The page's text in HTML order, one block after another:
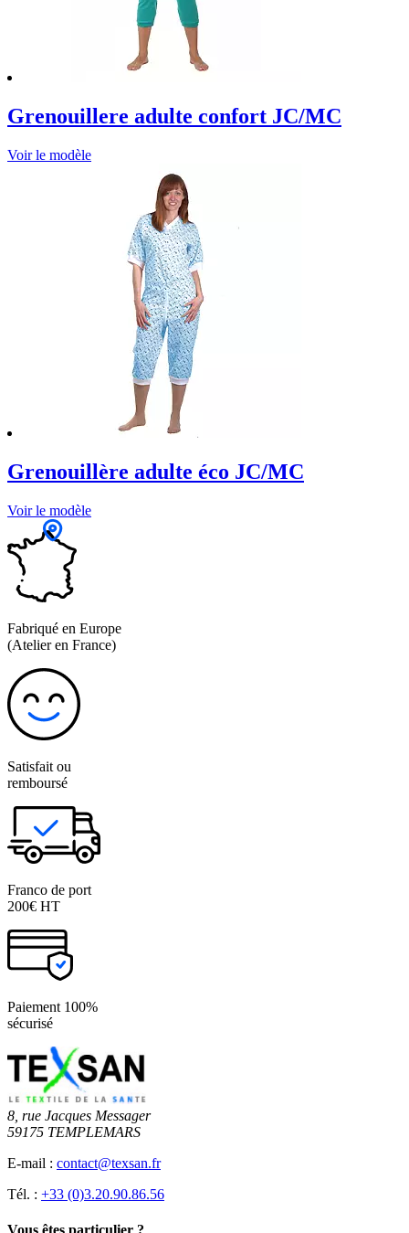
Grenouillere adulte confort JC/MC
Voir le modèle
Grenouillère adulte éco JC/MC
Voir le modèle
Fabriqué en Europe
(Atelier en France)
Satisfait ou
remboursé
Franco de port
200€ HT
Paiement 100%
sécurisé
8, rue Jacques Messager
59175 TEMPLEMARS
E-mail : contact@texsan.fr
Tél. : +33 (0)3.20.90.86.56
Vous êtes particulier ?